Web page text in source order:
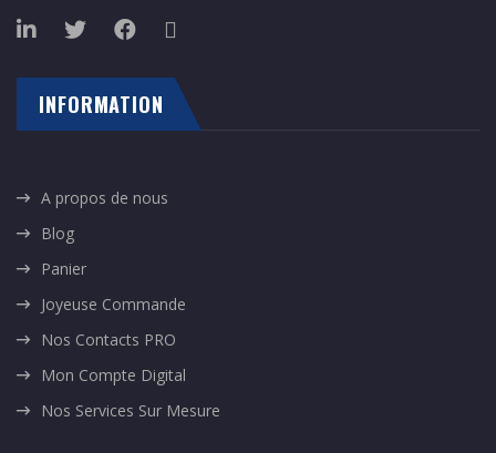
INFORMATION
A propos de nous
Blog
Panier
Joyeuse Commande
Nos Contacts PRO
Mon Compte Digital
Nos Services Sur Mesure